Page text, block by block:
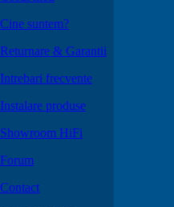
Cine suntem?
Returnare & Garantii
Intrebari frecvente
Instalare produse
Showroom HiFi
Forum
Contact